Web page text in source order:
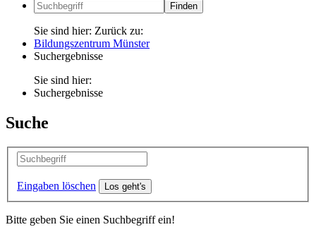
Sie sind hier: Zurück zu:
Bildungszentrum Münster
Suchergebnisse
Sie sind hier:
Suchergebnisse
Suche
Eingaben löschen
Bitte geben Sie einen Suchbegriff ein!